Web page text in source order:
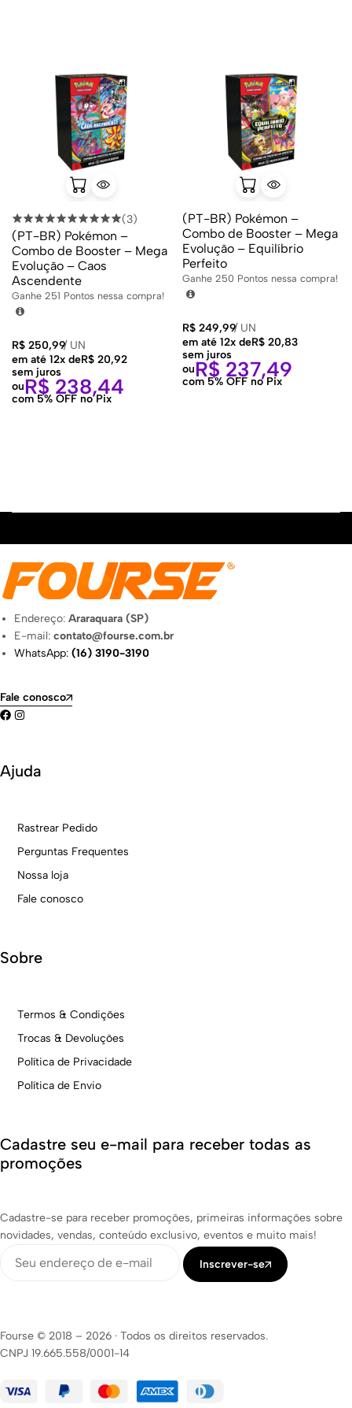
(3)
(PT-BR) Pokémon –
Combo de Booster – Mega
Evolução – Caos
Ascendente
Ganhe 251 Pontos nessa compra!
R$ 250,99/UN
em até 12x deR$ 20,92
sem juros
ouR$ 238,44
com 5% OFF no Pix
(PT-BR) Pokémon –
Combo de Booster – Mega
Evolução – Equilíbrio
Perfeito
Ganhe 250 Pontos nessa compra!
R$249,99/UN
em até 12x deR$20,83
sem juros
ouR$ 237,49
com 5% OFF no Pix
Endereço:Araraquara (SP)
E-mail:contato@fourse.com.br
WhatsApp:(16) 3190-3190
Fale conosco
Ajuda
Rastrear Pedido
Perguntas Frequentes
Nossa loja
Fale conosco
Sobre
Termos & Condições
Trocas & Devoluções
Política de Privacidade
Política de Envio
Cadastre seu e-mail para receber todas as
promoções
Cadastre-se para receber promoções, primeiras informações sobre
novidades, vendas, conteúdo exclusivo, eventos e muito mais!
Inscrever-se
Fourse © 2018 – 2026 · Todos os direitos reservados.
CNPJ 19.665.558/0001-14